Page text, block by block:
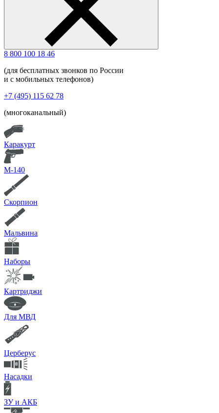
8 800 100 18 46
(для бесплатных звонков по России
и с мобильных телефонов)
+7 (495) 115 62 78
(многоканальный)
Каракурт
М-140
Скорпион
Мальвина
Наборы
Картриджи
Для МВД
Церберус
Насадки
ЗУ и АКБ